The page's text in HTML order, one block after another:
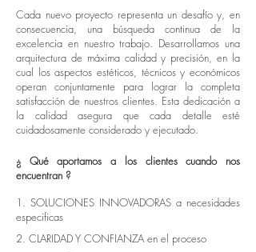
Cada nuevo proyecto representa un desafío y, en
consecuencia, una búsqueda continua de la
excelencia en nuestro trabajo. Desarrollamos una
arquitectura de máxima calidad y precisión, en la
cual los aspectos estéticos, técnicos y económicos
operan conjuntamente para lograr la completa
satisfacción de nuestros clientes. Esta dedicación a
la calidad asegura que cada detalle esté
cuidadosamente considerado y ejecutado.
¿ Qué aportamos a los clientes cuando nos
encuentran ?
1. SOLUCIONES INNOVADORAS a necesidades
especificas
2. CLARIDAD Y CONFIANZA en el proceso